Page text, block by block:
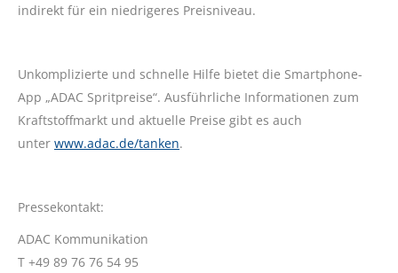
indirekt für ein niedrigeres Preisniveau.
Unkomplizierte und schnelle Hilfe bietet die Smartphone-
App „ADAC Spritpreise“. Ausführliche Informationen zum
Kraftstoffmarkt und aktuelle Preise gibt es auch
unter www.adac.de/tanken.
Pressekontakt:
ADAC Kommunikation
T +49 89 76 76 54 95